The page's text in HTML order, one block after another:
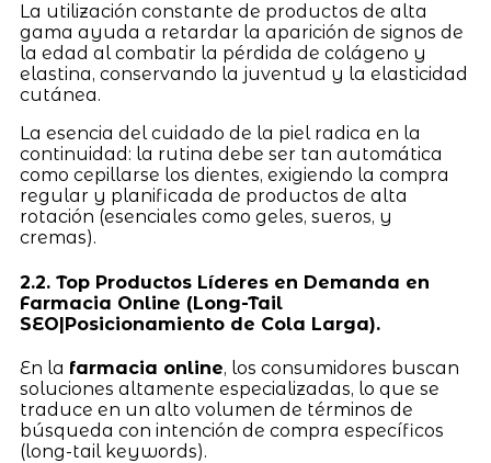
La utilización constante de productos de alta
gama ayuda a retardar la aparición de signos de
la edad al combatir la pérdida de colágeno y
elastina, conservando la juventud y la elasticidad
cutánea.
La esencia del cuidado de la piel radica en la
continuidad: la rutina debe ser tan automática
como cepillarse los dientes, exigiendo la compra
regular y planificada de productos de alta
rotación (esenciales como geles, sueros, y
cremas).
2.2. Top Productos Líderes en Demanda en
Farmacia Online (Long-Tail
SEO|Posicionamiento de Cola Larga).
En la farmacia online, los consumidores buscan
soluciones altamente especializadas, lo que se
traduce en un alto volumen de términos de
búsqueda con intención de compra específicos
(long-tail keywords).